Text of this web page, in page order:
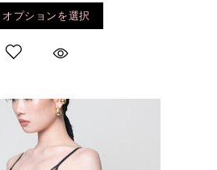
オプションを選択